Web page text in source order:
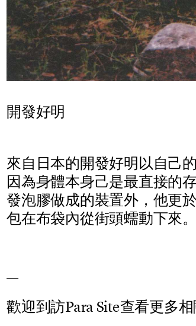
開發好明
來自 日本的開發好明以自己的
因為身體本身己是最直接的存
發泡膠做成的裝置外， 他更於
包在布袋內從街頭蠕動下來。
—
歡迎到訪Para Site查看更多相